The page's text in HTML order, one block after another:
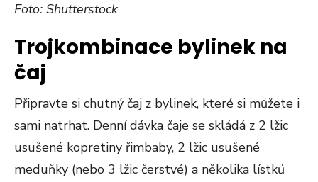
Foto: Shutterstock
Trojkombinace bylinek na
čaj
Připravte si chutný čaj z bylinek, které si můžete i
sami natrhat. Denní dávka čaje se skládá z 2 lžic
usušené kopretiny řimbaby, 2 lžic usušené
meduňky (nebo 3 lžic čerstvé) a několika lístků